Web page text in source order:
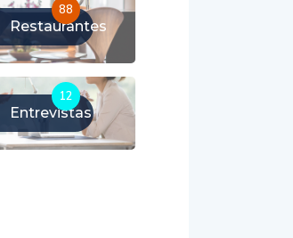
Restaurantes
88
Entrevistas
12